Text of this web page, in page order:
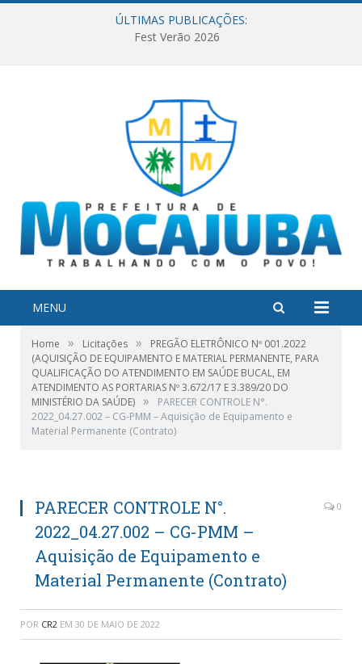
ÚLTIMAS PUBLICAÇÕES:
Fest Verão 2026
MENU
Home » Licitações »
PREGÃO ELETRÔNICO Nº 001.2022
(AQUISIÇÃO DE EQUIPAMENTO E MATERIAL PERMANENTE, PARA
QUALIFICAÇÃO DO ATENDIMENTO EM SAÚDE BUCAL, EM
ATENDIMENTO AS PORTARIAS Nº 3.672/17 E 3.389/20 DO
MINISTÉRIO DA SAÚDE) »
PARECER CONTROLE N°.
2022_04.27.002 – CG-PMM – Aquisição de Equipamento e
Material Permanente (Contrato)
PARECER CONTROLE N°.
2022_04.27.002 – CG-PMM –
Aquisição de Equipamento e
Material Permanente (Contrato)
0
POR CR2 EM 30 DE MAIO DE 2022